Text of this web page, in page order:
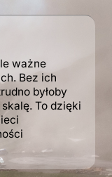
ważne
Bez ich
byłoby
To dzięki